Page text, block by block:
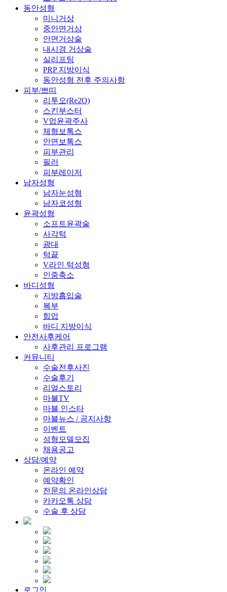
동안성형
미니거상
중안면거상
안면거상술
내시경 거상술
실리프팅
PRP 지방이식
동안성형 전후 주의사항
피부/쁘띠
리투오(Re2O)
스킨부스터
V업윤곽주사
체형보톡스
안면보톡스
피부관리
필러
피부레이저
남자성형
남자눈성형
남자코성형
윤곽성형
소프트윤곽술
사각턱
광대
턱끝
V라인 턱성형
인중축소
바디성형
지방흡입술
복부
힙업
바디 지방이식
안전사후케어
사후관리 프로그램
커뮤니티
수술전후사진
수술후기
리얼스토리
마블TV
마블 인스타
마블뉴스 / 공지사항
이벤트
성형모델모집
채용공고
상담/예약
온라인 예약
예약확인
전문의 온라인상담
카카오톡 상담
수술 후 상담
로그인